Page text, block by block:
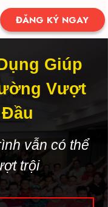
ĐĂNG KÝ NGAY
Giúp
Vượt
vẫn có thể
trội